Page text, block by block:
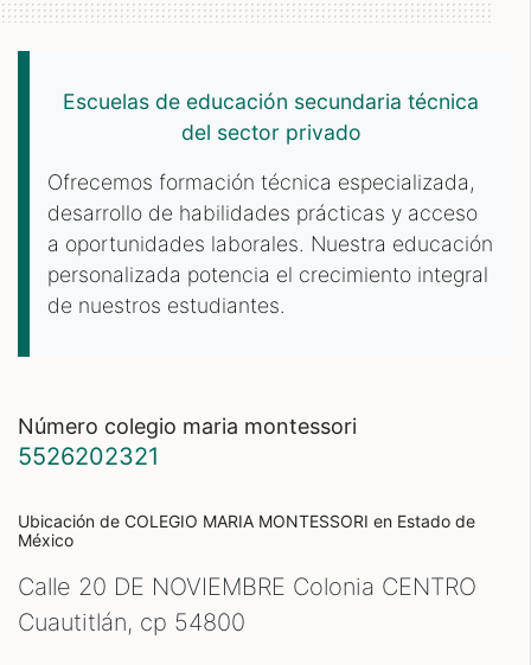
Escuelas de educación secundaria técnica
del sector privado
Ofrecemos formación técnica especializada,
desarrollo de habilidades prácticas y acceso
a oportunidades laborales. Nuestra educación
personalizada potencia el crecimiento integral
de nuestros estudiantes.
número colegio maria montessori
5526202321
Ubicación de COLEGIO MARIA MONTESSORI en Estado de
México
Calle 20 DE NOVIEMBRE Colonia CENTRO
Cuautitlán, cp 54800